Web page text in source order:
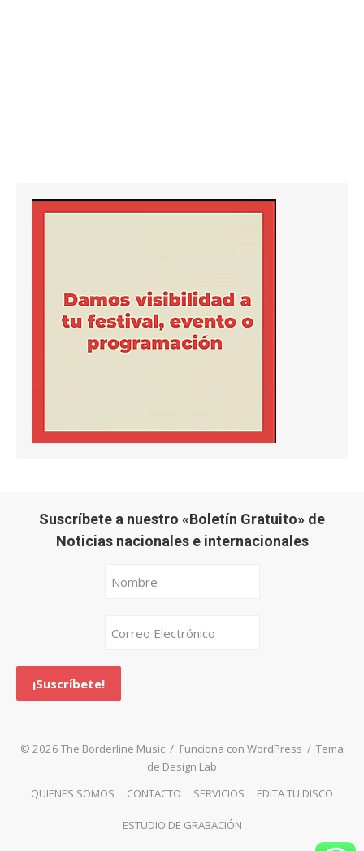
Suscríbete a nuestro «Boletín Gratuito» de
Noticias nacionales e internacionales
© 2026 The Borderline Music / Funciona con WordPress / Tema
de Design Lab
QUIENES SOMOS
CONTACTO SERVICIOS EDITA TU DISCO
ESTUDIO DE GRABACIÓN